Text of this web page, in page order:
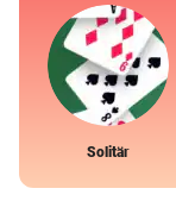
Solitär